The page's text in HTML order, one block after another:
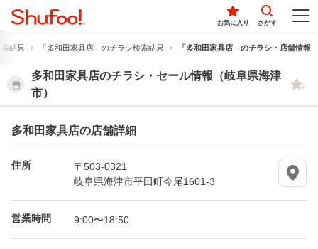
お気に入り さがす
結果 「多和田家具店」のチラシ検索結果 「多和田家具店」のチラシ・店舗情報
多和田家具店のチラシ・セール情報（岐阜県海津
市）
多和田家具店の店舗詳細
住所
〒503-0321
岐阜県海津市平田町今尾1601-3
営業時間 9:00〜18:50